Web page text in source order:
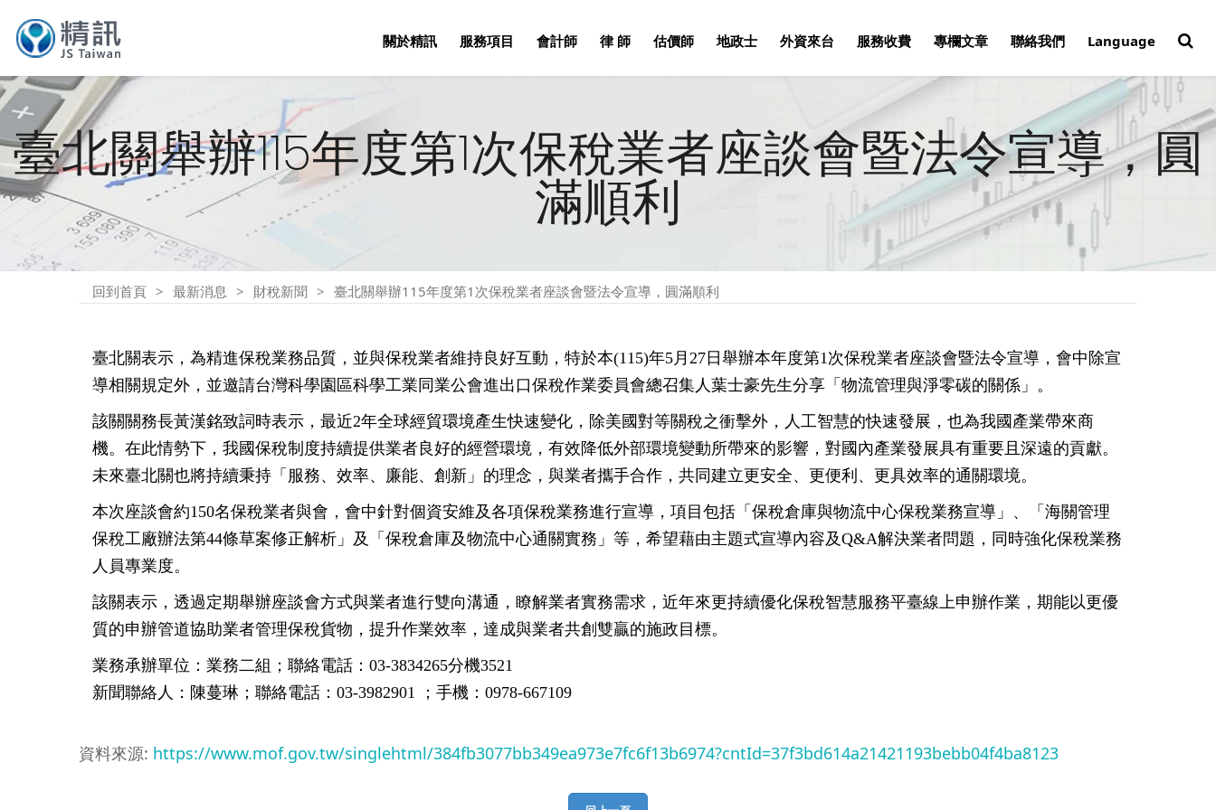
關於精訊 服務項目 會計師 律 師 估價師 地政士 外資來台 服務收費 專欄文章 聯絡我們 Language
臺北關舉辦115年度第1次保稅業者座談會暨法令宣導，圓
滿順利
回到首頁 最新消息 財稅新聞 臺北關舉辦115年度第1次保稅業者座談會暨法令宣導，圓滿順利
臺北關表示，為精進保稅業務品質，並與保稅業者維持良好互動，特於本(115)年5月27日舉辦本年度第1次保稅業者座談會暨法令宣導，會中除宣
導相關規定外，並邀請台灣科學園區科學工業同業公會進出口保稅作業委員會總召集人葉士豪先生分享「物流管理與淨零碳的關係」。
該關關務長黃漢銘致詞時表示，最近2年全球經貿環境產生快速變化，除美國對等關稅之衝擊外，人工智慧的快速發展，也為我國產業帶來商
機。在此情勢下，我國保稅制度持續提供業者良好的經營環境，有效降低外部環境變動所帶來的影響，對國內產業發展具有重要且深遠的貢獻。
未來臺北關也將持續秉持「服務、效率、廉能、創新」的理念，與業者攜手合作，共同建立更安全、更便利、更具效率的通關環境。
本次座談會約150名保稅業者與會，會中針對個資安維及各項保稅業務進行宣導，項目包括「保稅倉庫與物流中心保稅業務宣導」、「海關管理
保稅工廠辦法第44條草案修正解析」及「保稅倉庫及物流中心通關實務」等，希望藉由主題式宣導內容及Q&A解決業者問題，同時強化保稅業務
人員專業度。
該關表示，透過定期舉辦座談會方式與業者進行雙向溝通，瞭解業者實務需求，近年來更持續優化保稅智慧服務平臺線上申辦作業，期能以更優
質的申辦管道協助業者管理保稅貨物，提升作業效率，達成與業者共創雙贏的施政目標。
業務承辦單位：業務二組；聯絡電話：03-3834265分機3521
新聞聯絡人：陳蔓琳；聯絡電話：03-3982901 ；手機：0978-667109
資料來源: https://www.mof.gov.tw/singlehtml/384fb3077bb349ea973e7fc6f13b6974?cntId=37f3bd614a21421193bebb04f4ba8123